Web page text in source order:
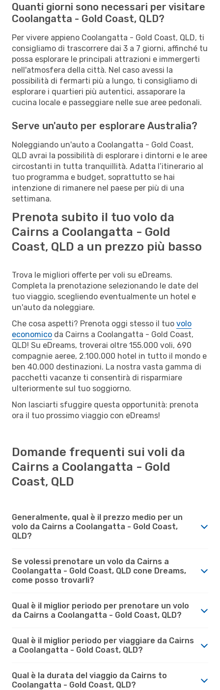
Quanti giorni sono necessari per visitare
Coolangatta - Gold Coast, QLD?
Per vivere appieno Coolangatta - Gold Coast, QLD, ti
consigliamo di trascorrere dai 3 a 7 giorni, affinché tu
possa esplorare le principali attrazioni e immergerti
nell'atmosfera della città. Nel caso avessi la
possibilità di fermarti più a lungo, ti consigliamo di
esplorare i quartieri più autentici, assaporare la
cucina locale e passeggiare nelle sue aree pedonali.
Serve un'auto per esplorare Australia?
Noleggiando un'auto a Coolangatta - Gold Coast,
QLD avrai la possibilità di esplorare i dintorni e le aree
circostanti in tutta tranquillità. Adatta l’itinerario al
tuo programma e budget, soprattutto se hai
intenzione di rimanere nel paese per più di una
settimana.
Prenota subito il tuo volo da
Cairns a Coolangatta - Gold
Coast, QLD a un prezzo più basso
Trova le migliori offerte per voli su eDreams.
Completa la prenotazione selezionando le date del
tuo viaggio, scegliendo eventualmente un hotel e
un'auto da noleggiare.
Che cosa aspetti? Prenota oggi stesso il tuo volo
economico da Cairns a Coolangatta - Gold Coast,
QLD! Su eDreams, troverai oltre 155.000 voli, 690
compagnie aeree, 2.100.000 hotel in tutto il mondo e
ben 40.000 destinazioni. La nostra vasta gamma di
pacchetti vacanze ti consentirà di risparmiare
ulteriormente sul tuo soggiorno.
Non lasciarti sfuggire questa opportunità: prenota
ora il tuo prossimo viaggio con eDreams!
Domande frequenti sui voli da
Cairns a Coolangatta - Gold
Coast, QLD
Generalmente, qual è il prezzo medio per un
volo da Cairns a Coolangatta - Gold Coast,
QLD?
Se volessi prenotare un volo da Cairns a
Coolangatta - Gold Coast, QLD cone Dreams,
come posso trovarli?
Qual è il miglior periodo per prenotare un volo
da Cairns a Coolangatta - Gold Coast, QLD?
Qual è il miglior periodo per viaggiare da Cairns
a Coolangatta - Gold Coast, QLD?
Qual è la durata del viaggio da Cairns to
Coolangatta - Gold Coast, QLD?